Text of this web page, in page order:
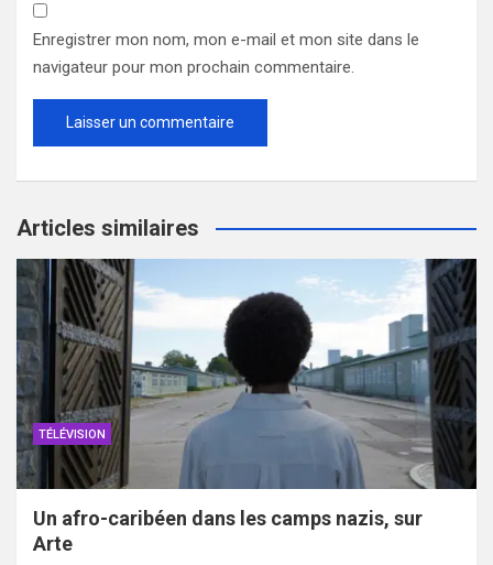
Enregistrer mon nom, mon e-mail et mon site dans le
navigateur pour mon prochain commentaire.
Articles similaires
TÉLÉVISION
Un afro-caribéen dans les camps nazis, sur
Arte